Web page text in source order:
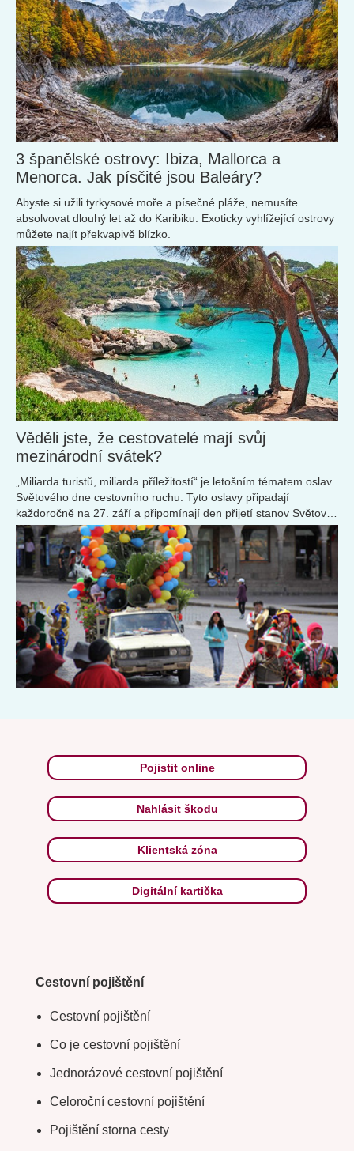
3 španělské ostrovy: Ibiza, Mallorca a
Menorca. Jak písčité jsou Baleáry?
Abyste si užili tyrkysové moře a písečné pláže, nemusíte
absolvovat dlouhý let až do Karibiku. Exoticky vyhlížející ostrovy
můžete najít překvapivě blízko.
Věděli jste, že cestovatelé mají svůj
mezinárodní svátek?
„Miliarda turistů, miliarda příležitostí“ je letošním tématem oslav
Světového dne cestovního ruchu. Tyto oslavy připadají
každoročně na 27. září a připomínají den přijetí stanov Světové
organizace cestovního ruchu.
Pojistit online
Nahlásit škodu
Klientská zóna
Digitální kartička
Cestovní pojištění
Cestovní pojištění
Co je cestovní pojištění
Jednorázové cestovní pojištění
Celoroční cestovní pojištění
Pojištění storna cesty